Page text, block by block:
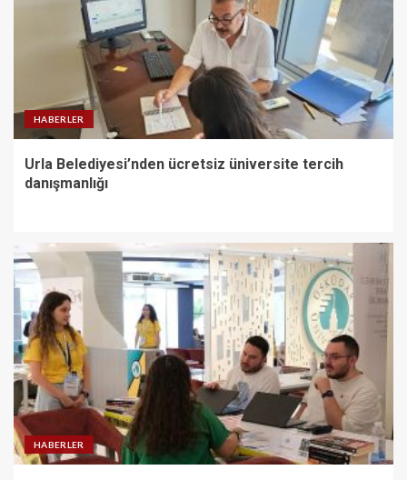
HABERLER
Urla Belediyesi’nden ücretsiz üniversite tercih
danışmanlığı
HABERLER